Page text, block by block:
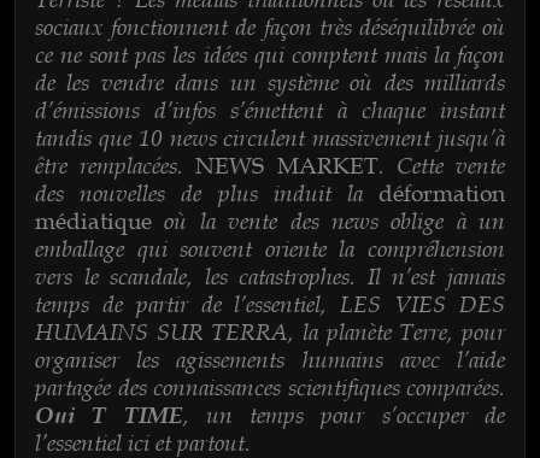
sociaux fonctionnent de façon très déséquilibrée où
ce ne sont pas les idées qui comptent mais la façon
de les vendre dans un système où des milliards
d’émissions d’infos s’émettent à chaque instant
tandis que 10 news circulent massivement jusqu’à
être remplacées.NEWS MARKET. Cette vente
des nouvelles de plus induit la déformation
médiatique où la vente des news oblige à un
emballage qui souvent oriente la compréhension
vers le scandale, les catastrophes. Il n’est jamais
temps de partir de l’essentiel, LES VIES DES
HUMAINS SUR TERRA, la planète Terre, pour
organiser les agissements humains avec l’aide
partagée des connaissances scientifiques comparées.
Oui T TIME, un temps pour s’occuper de
l’essentiel ici et partout.